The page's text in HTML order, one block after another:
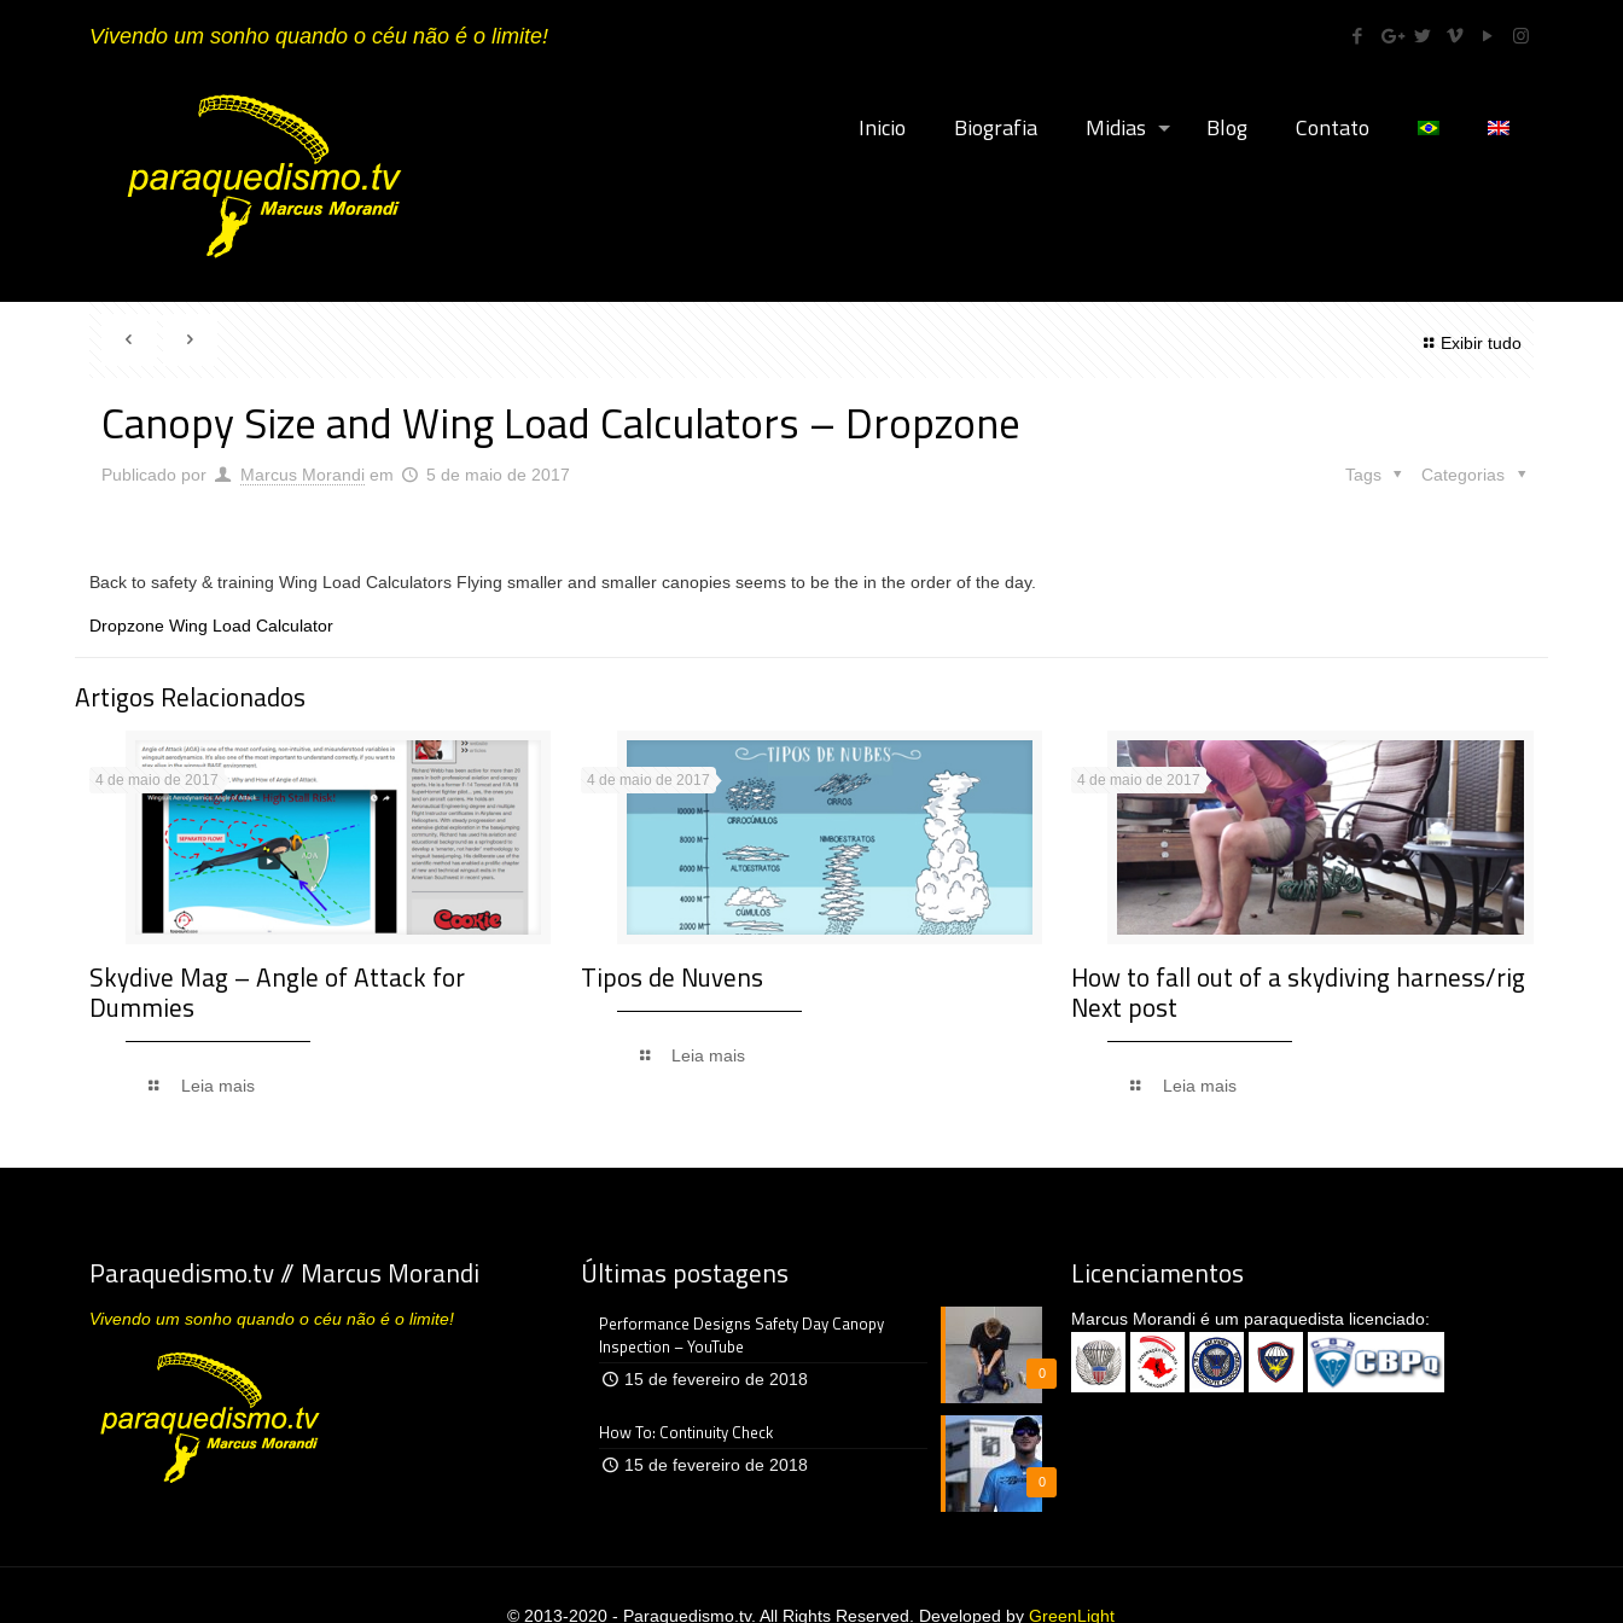
Vivendo um sonho quando o céu não é o limite!
Inicio Biografia Midias Blog Contato
Exibir tudo
Canopy Size and Wing Load Calculators – Dropzone
Publicado por Marcus Morandi em 5 de maio de 2017 Categorias
Tags
Back to safety & training Wing Load Calculators Flying smaller and smaller canopies seems to be the in the order of the day.
Dropzone Wing Load Calculator
Artigos Relacionados
4 de maio de 2017
Skydive Mag – Angle of Attack for
Dummies
Leia mais
4 de maio de 2017
Tipos de Nuvens
Leia mais
4 de maio de 2017
How to fall out of a skydiving harness/rig
Next post
Leia mais
Paraquedismo.tv // Marcus Morandi
Vivendo um sonho quando o céu não é o limite!
Últimas postagens
0
Performance Designs Safety Day Canopy
Inspection – YouTube
15 de fevereiro de 2018
0
How To: Continuity Check
15 de fevereiro de 2018
Licenciamentos
Marcus Morandi é um paraquedista licenciado:
© 2013-2020 - Paraquedismo.tv. All Rights Reserved. Developed byGreenLight